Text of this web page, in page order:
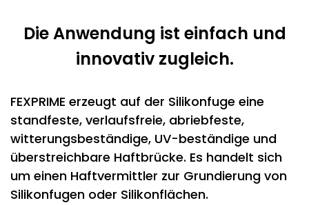
Die Anwendung ist einfach und
innovativ zugleich.
FEXPRIME erzeugt auf der Silikonfuge eine
standfeste, verlaufsfreie, abriebfeste,
witterungsbeständige, UV-beständige und
überstreichbare Haftbrücke. Es handelt sich
um einen Haftvermittler zur Grundierung von
Silikonfugen oder Silikonflächen.